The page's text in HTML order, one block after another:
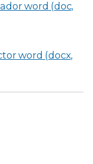
word (doc,
word (docx,